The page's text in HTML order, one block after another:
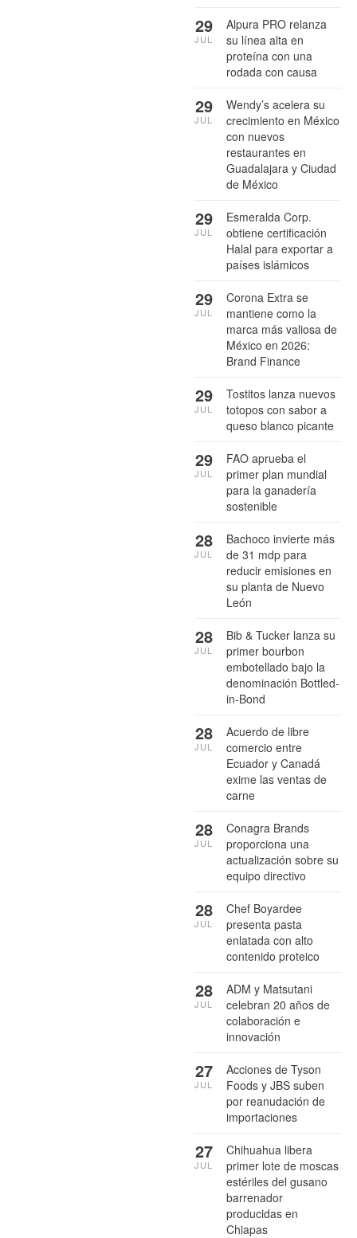
Alpura PRO relanza
su línea alta en
proteína con una
rodada con causa
29
JUL
Wendy’s acelera su
crecimiento en México
con nuevos
restaurantes en
Guadalajara y Ciudad
de México
29
JUL
Esmeralda Corp.
obtiene certificación
Halal para exportar a
países islámicos
29
JUL
Corona Extra se
mantiene como la
marca más valiosa de
México en 2026:
Brand Finance
29
JUL
Tostitos lanza nuevos
totopos con sabor a
queso blanco picante
29
JUL
FAO aprueba el
primer plan mundial
para la ganadería
sostenible
29
JUL
Bachoco invierte más
de 31 mdp para
reducir emisiones en
su planta de Nuevo
León
28
JUL
Bib & Tucker lanza su
primer bourbon
embotellado bajo la
denominación Bottled-
in-Bond
28
JUL
Acuerdo de libre
comercio entre
Ecuador y Canadá
exime las ventas de
carne
28
JUL
Conagra Brands
proporciona una
actualización sobre su
equipo directivo
28
JUL
Chef Boyardee
presenta pasta
enlatada con alto
contenido proteico
28
JUL
ADM y Matsutani
celebran 20 años de
colaboración e
innovación
28
JUL
Acciones de Tyson
Foods y JBS suben
por reanudación de
importaciones
27
JUL
Chihuahua libera
primer lote de moscas
estériles del gusano
barrenador
producidas en
Chiapas
27
JUL